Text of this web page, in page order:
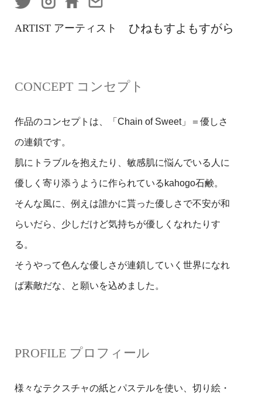
ARTIST アーティスト ひねもすよもすがら
CONCEPT コンセプト
作品のコンセプトは、「Chain of Sweet」＝優しさ
の連鎖です。
肌にトラブルを抱えたり、敏感肌に悩んでいる人に
優しく寄り添うように作られているkahogo石鹸。
そんな風に、例えは誰かに貰った優しさで不安が和
らいだら、少しだけど気持ちが優しくなれたりす
る。
そうやって色んな優しさが連鎖していく世界になれ
ば素敵だな、と願いを込めました。
PROFILE プロフィール
様々なテクスチャの紙とパステルを使い、切り絵・